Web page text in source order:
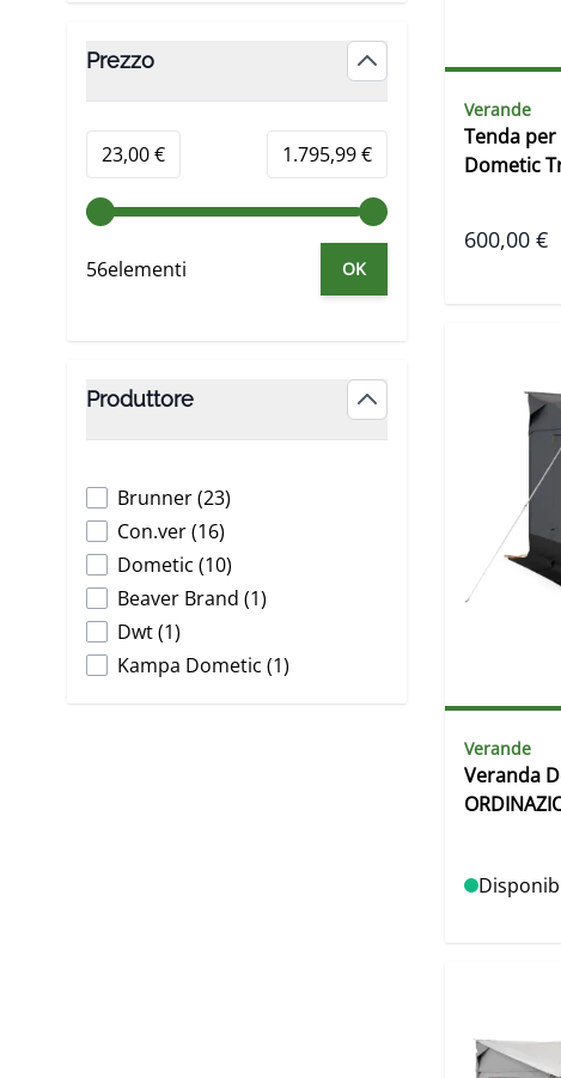
Prezzo
Minimum value
23,00 € Valore massimo
1.795,99 €
56elementi OK
Produttore
Brunner(23products available
)
Con.ver(16products available
)
Dometic (10products available
)
Beaver Brand (1products available
)
Dwt(1products available
)
Kampa Dometic (1products available
)
Verande
Tenda
Dometic
600,00 €
Verande
Veranda